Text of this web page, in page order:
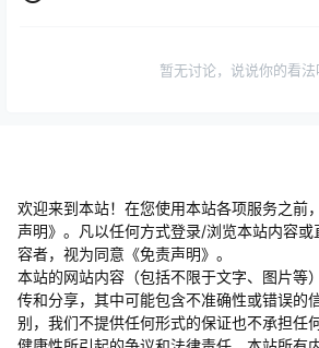
暂无讨论，说说你的看法
欢迎来到本站！在您使用本站各项服务之前
声明》。凡以任何方式登录/浏览本站内容
容者，视为同意《免责声明》。
本站的网站内容（包括不限于文字、图片等
传和分享，其中可能包含不准确性或错误的
别，我们不提供任何形式的保证也不承担任